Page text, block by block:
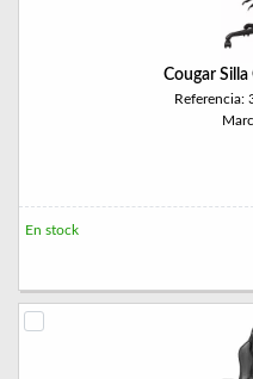
Cougar Silla
Referencia:
En stock